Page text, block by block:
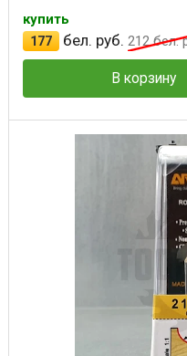
купить
177
бел. руб. 212бел.
В корзину